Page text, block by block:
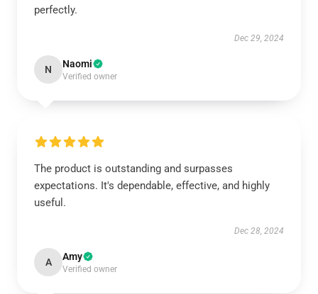
perfectly.
Dec 29, 2024
N Naomi
Verified owner
The product is outstanding and surpasses
expectations. It's dependable, effective, and highly
useful.
Dec 28, 2024
A Amy
Verified owner